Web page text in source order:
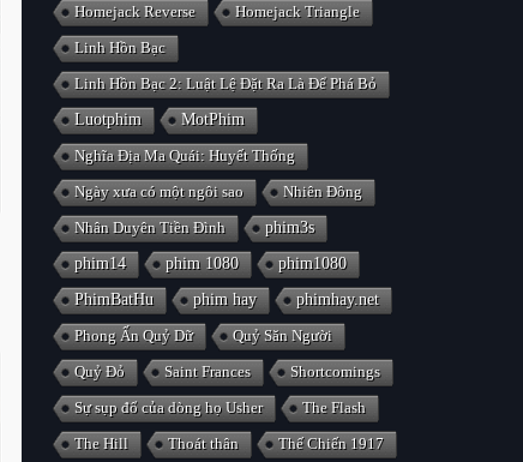
Homejack Reverse
Homejack Triangle
Linh Hồn Bạc
Linh Hồn Bạc 2: Luật Lệ Đặt Ra Là Để Phá Bỏ
Luotphim
MotPhim
Nghĩa Địa Ma Quái: Huyết Thống
Ngày xưa có một ngôi sao
Nhiên Đông
Nhân Duyên Tiền Đình
phim3s
phim14
phim 1080
phim1080
PhimBatHu
phim hay
phimhay.net
Phong Ấn Quỷ Dữ
Quỷ Săn Người
Quỷ Đỏ
Saint Frances
Shortcomings
Sự sụp đổ của dòng họ Usher
The Flash
The Hill
Thoát thân
Thế Chiến 1917